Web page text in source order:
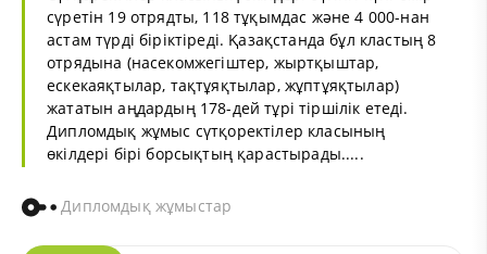
сүретін 19 отрядты, 118 тұқымдас және 4 000-нан
астам түрді біріктіреді. Қазақстанда бұл кластың 8
отрядына (насекомжегіштер, жыртқыштар,
ескекаяқтылар, тақтұяқтылар, жұптұяқтылар)
жататын аңдардың 178-дей тұрі тіршілік етеді.
Дипломдық жұмыс сүтқоректілер класының
өкілдері бірі борсықтың қарастырады.....
Дипломдық жұмыстар